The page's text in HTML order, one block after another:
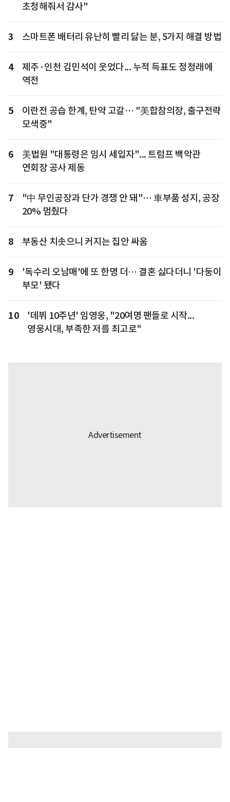
초청해줘서 감사"
3 스마트폰 배터리 유난히 빨리 닳는 분, 5가지 해결 방법
4
제주·인천 김민석이 웃었다... 누적 득표도 정청래에
역전
5
이란전 공습 한계, 탄약 고갈… "美합참의장, 출구전략
모색중"
6
美법원 "대통령은 임시 세입자"... 트럼프 백악관
연회장 공사 제동
7
"中 무인공장과 단가 경쟁 안 돼"… 車부품 성지, 공장
20% 멈췄다
8 부동산 치솟으니 커지는 집안 싸움
9
'독수리 오남매'에 또 한명 더… 결혼 싫다더니 '다둥이
부모' 됐다
10
'데뷔 10주년' 임영웅, "20여명 팬들로 시작...
영웅시대, 부족한 저를 최고로"